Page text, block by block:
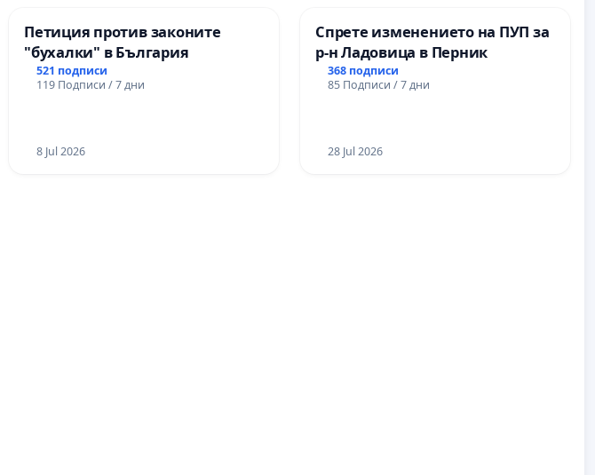
Петиция против законите
"бухалки" в България
521 подписи
119 Подписи / 7 дни
8 Jul 2026
Спрете изменението на ПУП за
р-н Ладовица в Перник
368 подписи
85 Подписи / 7 дни
28 Jul 2026